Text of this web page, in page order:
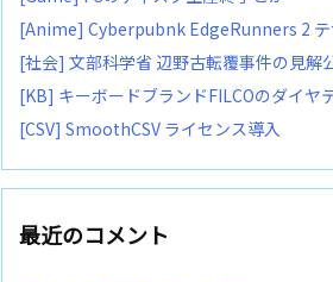
[Anime] Cyberpubnk EdgeRunners 2 テ
[社会] 文部科学省 辺野古転覆事件の見解
[KB] キーボードブランドFILCOのダイヤ
[CSV] SmoothCSV ライセンス導入
最近のコメント